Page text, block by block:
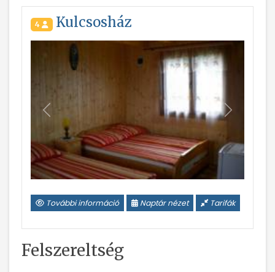
4 Kulcsosház
Vissza
További információ Naptár nézet Tarifák
Felszereltség